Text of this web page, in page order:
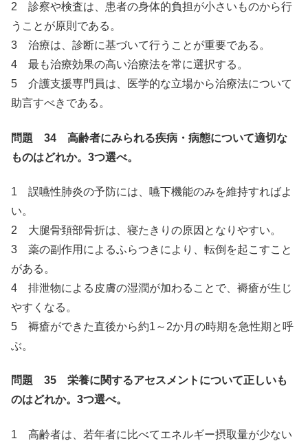
2 診察や検査は、患者の身体的負担が小さいものから行
うことが原則である。
3 治療は、診断に基づいて行うことが重要である。
4 最も治療効果の高い治療法を常に選択する。
5 介護支援専門員は、医学的な立場から治療法について
助言すべきである。
問題 34 高齢者にみられる疾病・病態について適切な
ものはどれか。3つ選べ。
1 誤嚥性肺炎の予防には、嚥下機能のみを維持すればよ
い。
2 大腿骨頚部骨折は、寝たきりの原因となりやすい。
3 薬の副作用によるふらつきにより、転倒を起こすこと
がある。
4 排泄物による皮膚の湿潤が加わることで、褥瘡が生じ
やすくなる。
5 褥瘡ができた直後から約1～2か月の時期を急性期と呼
ぶ。
問題 35 栄養に関するアセスメントについて正しいも
のはどれか。3つ選べ。
1 高齢者は、若年者に比べてエネルギー摂取量が少ない